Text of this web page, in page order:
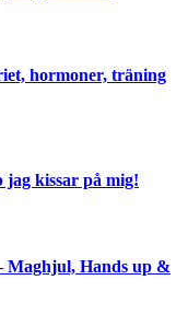
hormoner, träning
kissar på mig!
Maghjul, Hands up &